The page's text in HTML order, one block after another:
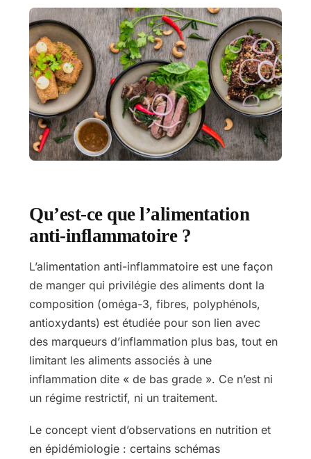
Qu’est-ce que l’alimentation
anti-inflammatoire ?
L’alimentation anti-inflammatoire est une façon
de manger qui privilégie des aliments dont la
composition (oméga-3, fibres, polyphénols,
antioxydants) est étudiée pour son lien avec
des marqueurs d’inflammation plus bas, tout en
limitant les aliments associés à une
inflammation dite « de bas grade ». Ce n’est ni
un régime restrictif, ni un traitement.
Le concept vient d’observations en nutrition et
en épidémiologie : certains schémas